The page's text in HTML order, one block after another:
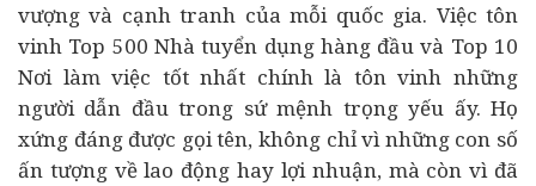
vượng và cạnh tranh của mỗi quốc gia. Việc tôn
vinh Top 500 Nhà tuyển dụng hàng đầu và Top 10
Nơi làm việc tốt nhất chính là tôn vinh những
người dẫn đầu trong sứ mệnh trọng yếu ấy. Họ
xứng đáng được gọi tên, không chỉ vì những con số
ấn tượng về lao động hay lợi nhuận, mà còn vì đã